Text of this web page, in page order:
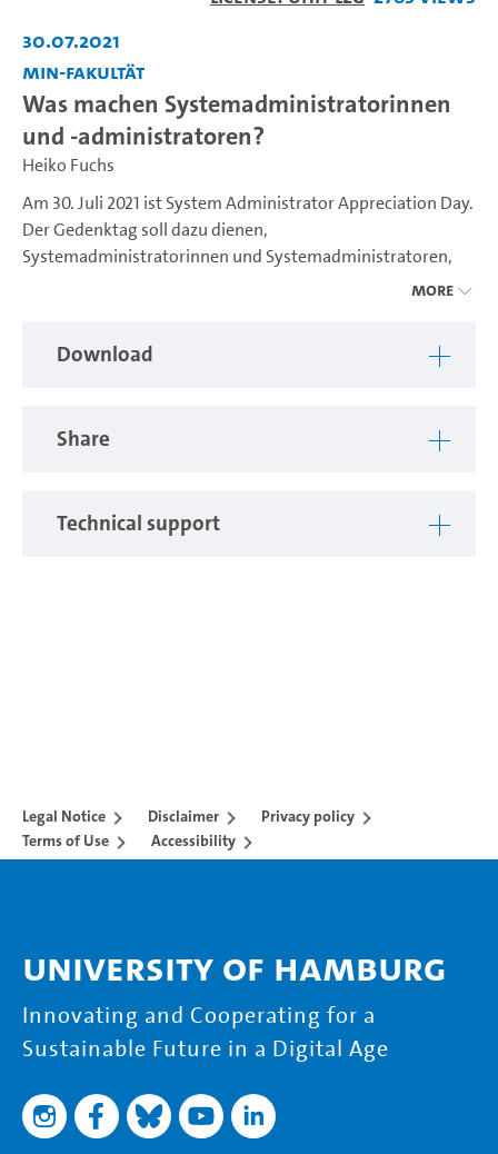
30.07.2021
MIN-Fakultät
Was machen Systemadministratorinnen
und -administratoren?
Heiko Fuchs
Am 30. Juli 2021 ist System Administrator Appreciation Day.
Der Gedenktag soll dazu dienen,
Systemadministratorinnen und Systemadministratoren,
von seiner Arbeit an der Fakultät für Mathematik,
More
Download
Share
Technical support
Legal Notice Disclaimer
Privacy policy
Terms of Use
Accessibility
University of Hamburg
Innovating and Cooperating for a
Sustainable Future in a Digital Age